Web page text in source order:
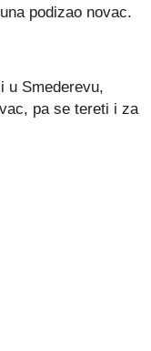
podizao novac.
u Smederevu,
pa se tereti i za